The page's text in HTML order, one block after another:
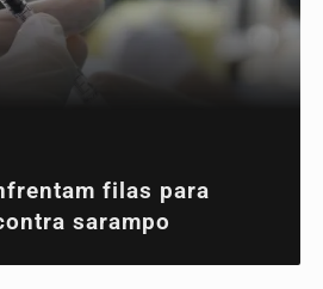
filas para
sarampo